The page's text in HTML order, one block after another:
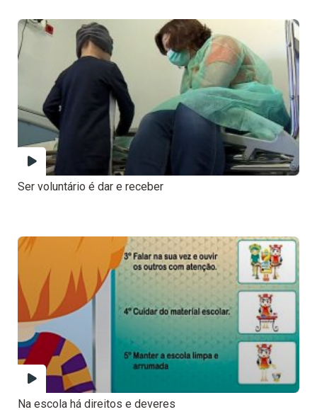
Ser voluntário é dar e receber
Na escola há direitos e deveres